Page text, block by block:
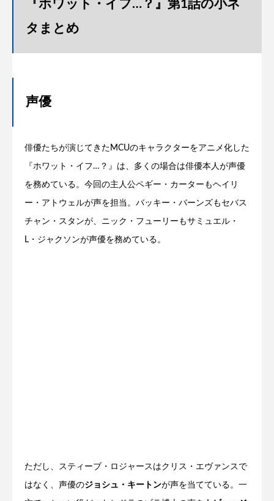
『ホワット・イフ…？』第1話の小ネ
タまとめ
声優
俳優たちが演じてきたMCUのキャラクターをアニメ化した
『ホワット・イフ…？』は、多くの場合は俳優本人が声優
を務めている。今回の主人公ペギー・カーターもヘイリ
ー・アトウェルが声を担当。バッキー・バーンズもセバス
チャン・スタンが、ニック・フューリーもサミュエル・
L・ジャクソンが声優を務めている。
ただし、スティーブ・ロジャースはクリス・エヴァンスで
はなく、声優のジョシュ・キートンが声を当てている。一